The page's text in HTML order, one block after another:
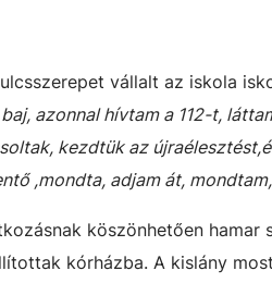
vállalt az iskola
azonnal hívtam a 112-t,
kezdtük az
,mondta, adjam át,
köszönhetően
kórházba. A kislány